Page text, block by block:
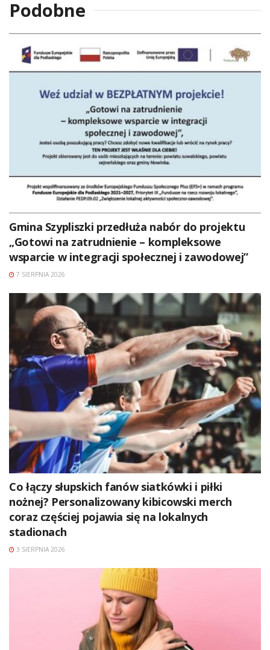
Podobne
Gmina Szypliszki przedłuża nabór do projektu
„Gotowi na zatrudnienie – kompleksowe
wsparcie w integracji społecznej i zawodowej”
7 SIERPNIA 2026
Co łączy słupskich fanów siatkówki i piłki
nożnej? Personalizowany kibicowski merch
coraz częściej pojawia się na lokalnych
stadionach
3 SIERPNIA 2026